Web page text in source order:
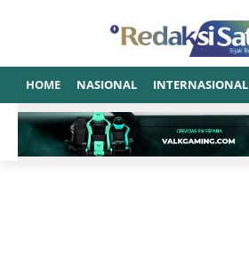
HOME NASIONAL INTERNASIONAL